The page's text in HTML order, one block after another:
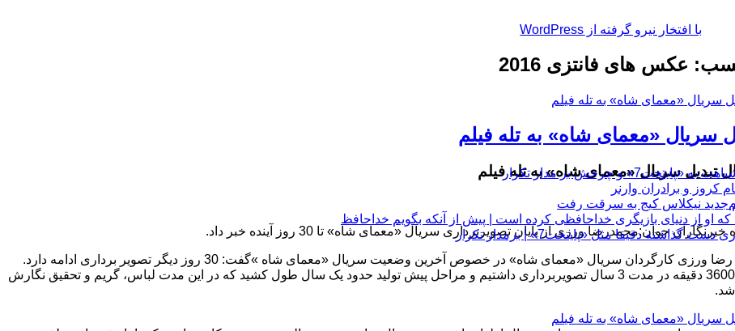
و چرخش بر مدار تکرار
او از دنیای بازیگری خداحافظی کرده است | پیش از آنکه بگویم خداحافظ
دقیقا مثل «پایتخت7» | برمدار تکرار
عکس های فانتزی 2016
سریال «معمای شاه» به تله فیلم
تبدیل سریال «معمای شاه» به تله فیلم
خبرنگاران جوان:محمدرضا ورزی از پایان تصویربرداری سریال «معمای شاه» تا 30 روز آینده خبر داد.
محمد رضا ورزی کارگردان سریال «معمای شاه» در خصوص آخرین وضعیت سریال «معمای شاه »گفت: 30 روز دیگر تصویر ‌برداری ادامه دارد.
حدود 3600 دقیقه در مدت 3 سال تصویربرداری داشتیم و مراحل پیش تولید حدود یک سال طول کشید که در این مدت لباس، گریم و تحقیق نگارش
شد.
با افتخار نیرو گرفته از WordPress